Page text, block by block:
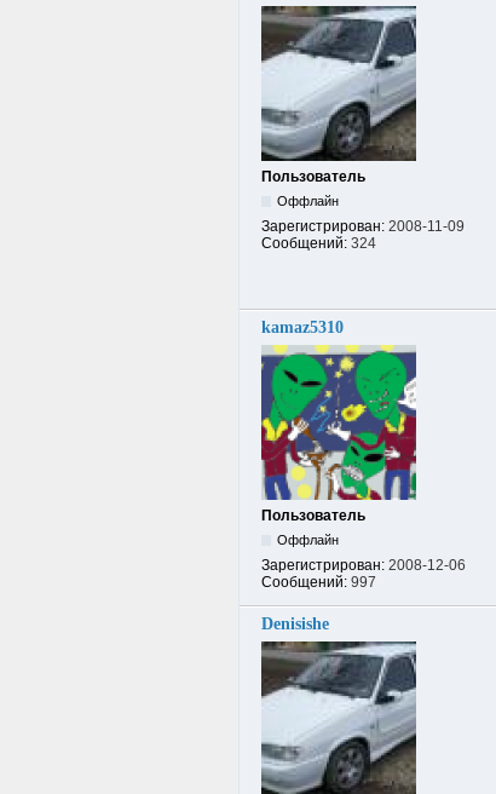
Пользователь
Оффлайн
Зарегистрирован: 2008-11-09
Сообщений: 324
kamaz5310
Пользователь
Оффлайн
Зарегистрирован: 2008-12-06
Сообщений: 997
Denisishe